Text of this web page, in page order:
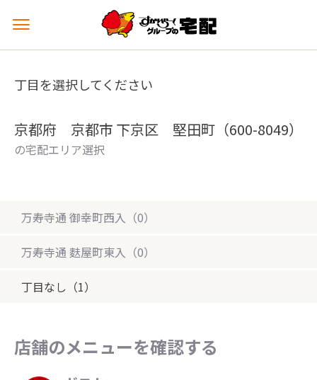
メ
ュ
を
丁目を選択してください
京都府 京都市 下京区 堅田町（600-8049）
の宅配エリア選択
万寿寺通 御幸町西入（0）
万寿寺通 麩屋町東入（0）
丁目なし（1）
店舗のメニューを確認する